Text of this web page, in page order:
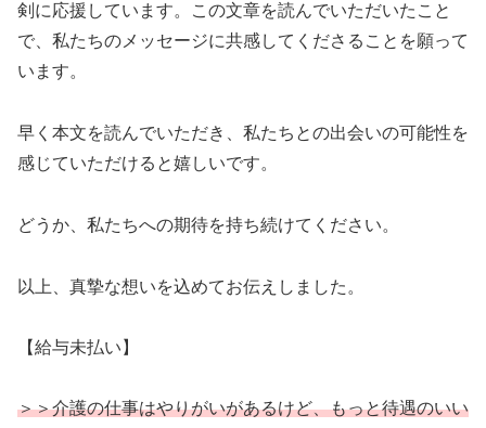
剣に応援しています。この文章を読んでいただいたこと
で、私たちのメッセージに共感してくださることを願って
います。
早く本文を読んでいただき、私たちとの出会いの可能性を
感じていただけると嬉しいです。
どうか、私たちへの期待を持ち続けてください。
以上、真摯な想いを込めてお伝えしました。
【給与未払い】
＞＞介護の仕事はやりがいがあるけど、もっと待遇のいい